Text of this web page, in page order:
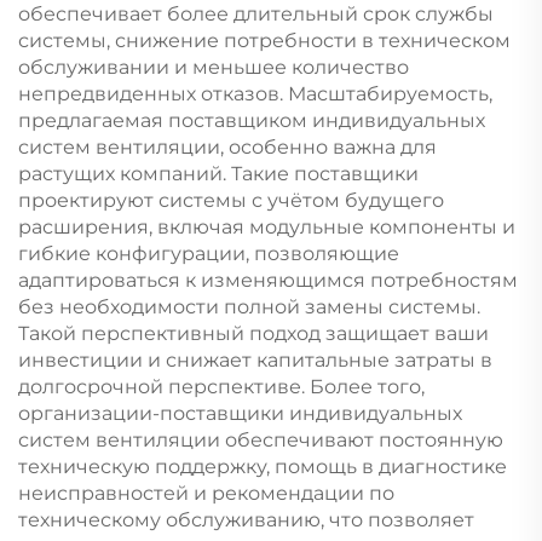
обеспечивает более длительный срок службы
системы, снижение потребности в техническом
обслуживании и меньшее количество
непредвиденных отказов. Масштабируемость,
предлагаемая поставщиком индивидуальных
систем вентиляции, особенно важна для
растущих компаний. Такие поставщики
проектируют системы с учётом будущего
расширения, включая модульные компоненты и
гибкие конфигурации, позволяющие
адаптироваться к изменяющимся потребностям
без необходимости полной замены системы.
Такой перспективный подход защищает ваши
инвестиции и снижает капитальные затраты в
долгосрочной перспективе. Более того,
организации-поставщики индивидуальных
систем вентиляции обеспечивают постоянную
техническую поддержку, помощь в диагностике
неисправностей и рекомендации по
техническому обслуживанию, что позволяет